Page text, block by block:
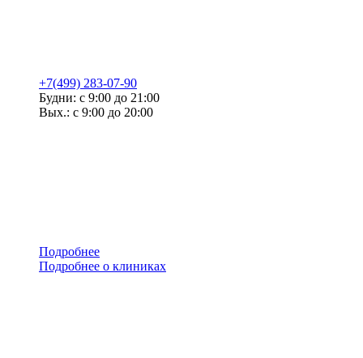
+7(499) 283-07-90
Будни: с 9:00 до 21:00
Вых.: с 9:00 до 20:00
Подробнее
Подробнее о клиниках